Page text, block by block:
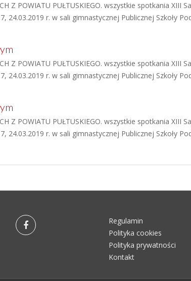
Z POWIATU PUŁTUSKIEGO. wszystkie spotkania XIII
24.03.2019 r. w sali gimnastycznej Publicznej Szkoły
Z POWIATU PUŁTUSKIEGO. wszystkie spotkania XIII
24.03.2019 r. w sali gimnastycznej Publicznej Szkoły
Z POWIATU PUŁTUSKIEGO. wszystkie spotkania XIII
24.03.2019 r. w sali gimnastycznej Publicznej Szkoły
Regulamin
Polityka cookies
Polityka prywatności
Kontakt